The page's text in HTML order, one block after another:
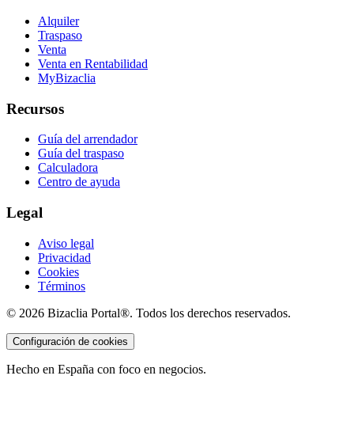
Alquiler
Traspaso
Venta
Venta en Rentabilidad
MyBizaclia
Recursos
Guía del arrendador
Guía del traspaso
Calculadora
Centro de ayuda
Legal
Aviso legal
Privacidad
Cookies
Términos
© 2026 Bizaclia Portal®. Todos los derechos reservados.
Configuración de cookies
Hecho en España con foco en negocios.